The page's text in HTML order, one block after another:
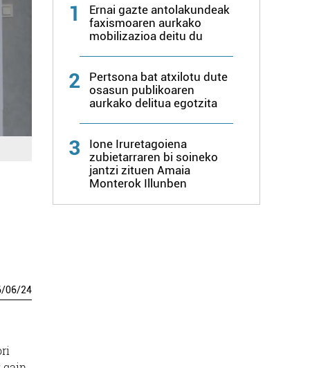
/06/24
1
Ernai gazte antolakundeak
faxismoaren aurkako
mobilizazioa deitu du
2
Pertsona bat atxilotu dute
osasun publikoaren
aurkako delitua egotzita
3
Ione Iruretagoiena
zubietarraren bi soineko
jantzi zituen Amaia
Monterok Illunben